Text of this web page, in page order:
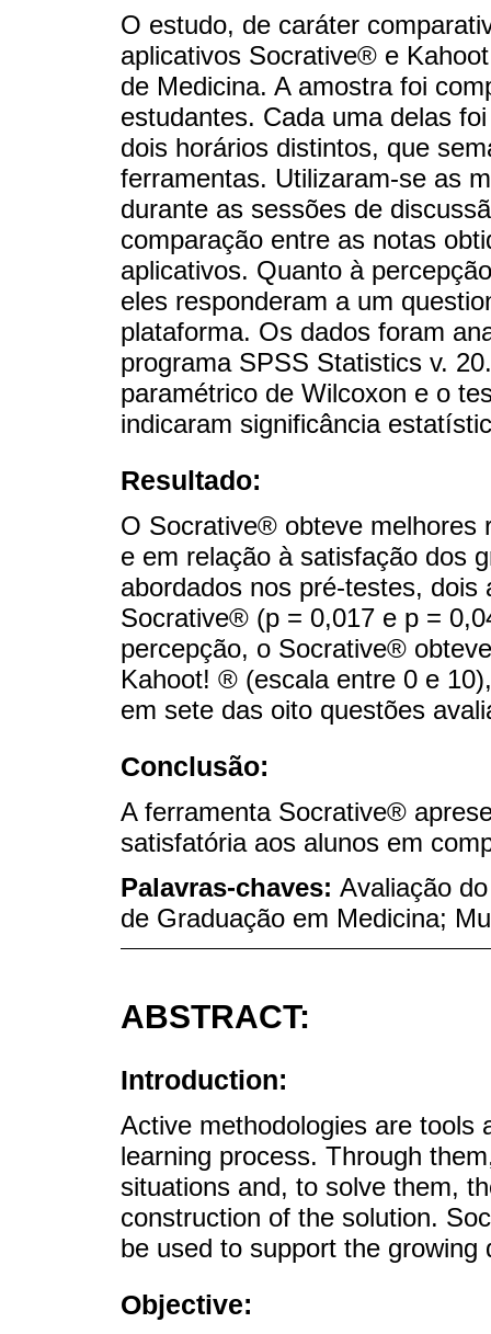
O estudo, de caráter
aplicativos Socrative® e
de Medicina. A amostra foi
estudantes. Cada uma delas
dois horários distintos, que
ferramentas. Utilizaram-se as
durante as sessões de
comparação entre as notas
aplicativos. Quanto à
eles responderam a um
plataforma. Os dados foram
programa SPSS Statistics v.
paramétrico de Wilcoxon e o
indicaram significância
Resultado:
O Socrative® obteve melhores
e em relação à satisfação dos
abordados nos pré-testes,
Socrative® (p = 0,017 e p =
percepção, o Socrative®
Kahoot! ® (escala entre 0 e
em sete das oito questões
Conclusão:
A ferramenta Socrative®
satisfatória aos alunos em
Palavras-chaves: Avaliação
de Graduação em Medicina;
ABSTRACT:
Introduction:
Active methodologies are tools
learning process. Through
situations and, to solve them,
construction of the solution.
be used to support the
Objective: